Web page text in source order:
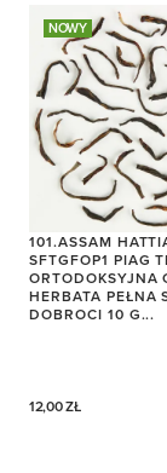
NOWY
101.ASSAM
SFTGFOP1 PIAG
ORTODOKSYJNA
HERBATA PEŁNA
DOBROCI 10 G...
12,00 ZŁ